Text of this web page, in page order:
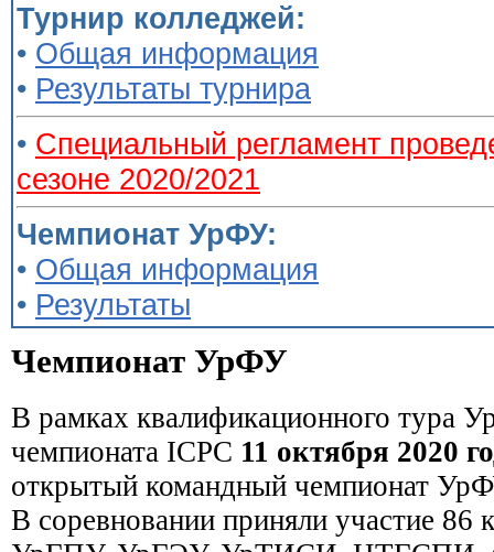
Турнир колледжей:
• Общая информация
• Результаты турнира
• Специальный регламент
сезоне 2020/2021
Чемпионат УрФУ:
• Общая информация
• Результаты
Чемпионат УрФУ
В рамках квалификационного тура
чемпионата ICPC 11 октября 2020
открытый командный чемпионат
В соревновании приняли участие